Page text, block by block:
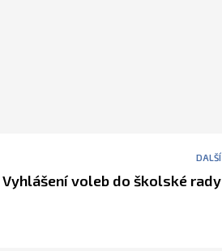
DALŠÍ
Vyhlášení voleb do školské rady